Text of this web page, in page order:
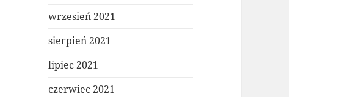
wrzesień 2021
sierpień 2021
lipiec 2021
czerwiec 2021